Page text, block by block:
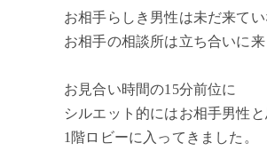
お相手らしき男性は未だ来て
お相手の相談所は立ち合いに来
お見合い時間の15分前位に
シルエット的にはお相手男性
1階ロビーに入ってきました。